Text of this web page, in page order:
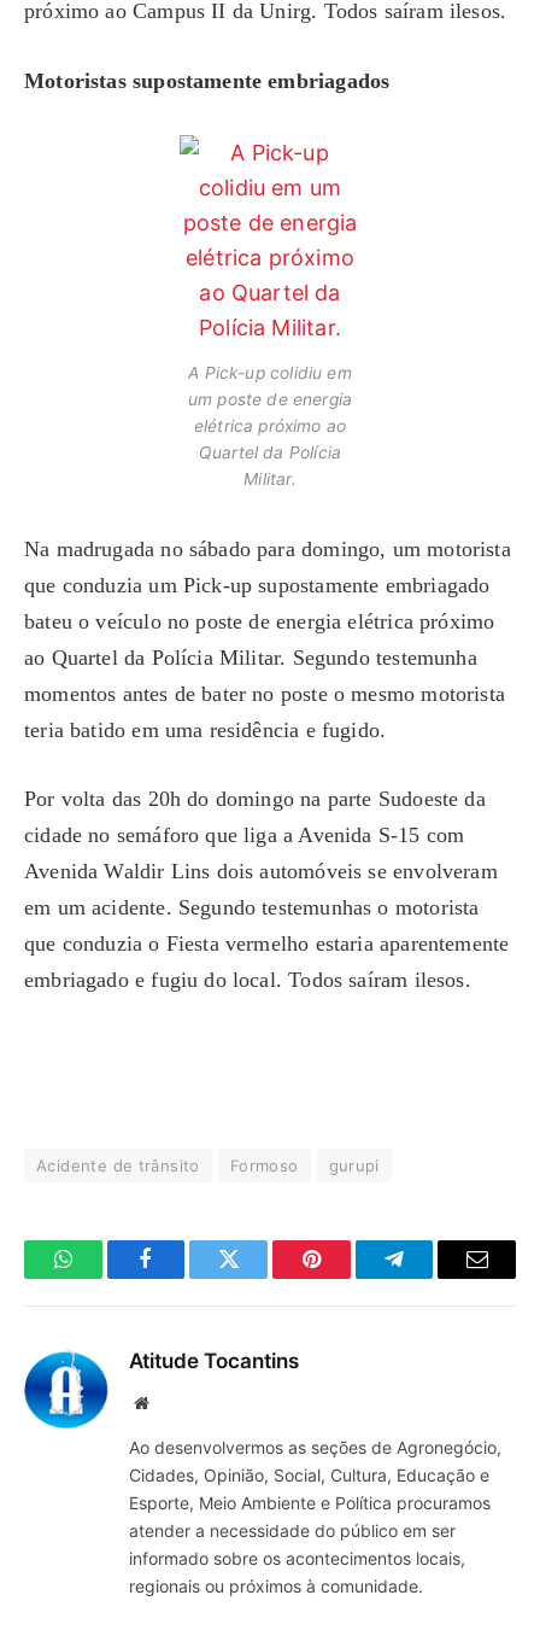
próximo ao Campus II da Unirg. Todos saíram ilesos.
Motoristas supostamente embriagados
A Pick-up colidiu em
um poste de energia
elétrica próximo ao
Quartel da Polícia
Militar.
Na madrugada no sábado para domingo, um motorista
que conduzia um Pick-up supostamente embriagado
bateu o veículo no poste de energia elétrica próximo
ao Quartel da Polícia Militar. Segundo testemunha
momentos antes de bater no poste o mesmo motorista
teria batido em uma residência e fugido.
Por volta das 20h do domingo na parte Sudoeste da
cidade no semáforo que liga a Avenida S-15 com
Avenida Waldir Lins dois automóveis se envolveram
em um acidente. Segundo testemunhas o motorista
que conduzia o Fiesta vermelho estaria aparentemente
embriagado e fugiu do local. Todos saíram ilesos.
Acidente de trânsito Formoso gurupi
WhatsAppFacebookTwitter Pinterest TelegramaE-
Atitude Tocantins
Site
Ao desenvolvermos as seções de Agronegócio,
Cidades, Opinião, Social, Cultura, Educação e
Esporte, Meio Ambiente e Política procuramos
atender a necessidade do público em ser
informado sobre os acontecimentos locais,
regionais ou próximos à comunidade.